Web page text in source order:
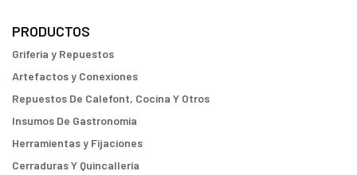
PRODUCTOS
Griferia y Repuestos
Artefactos y Conexiones
Repuestos De Calefont, Cocina Y Otros
Insumos De Gastronomia
Herramientas y Fijaciones
Cerraduras Y Quincallería